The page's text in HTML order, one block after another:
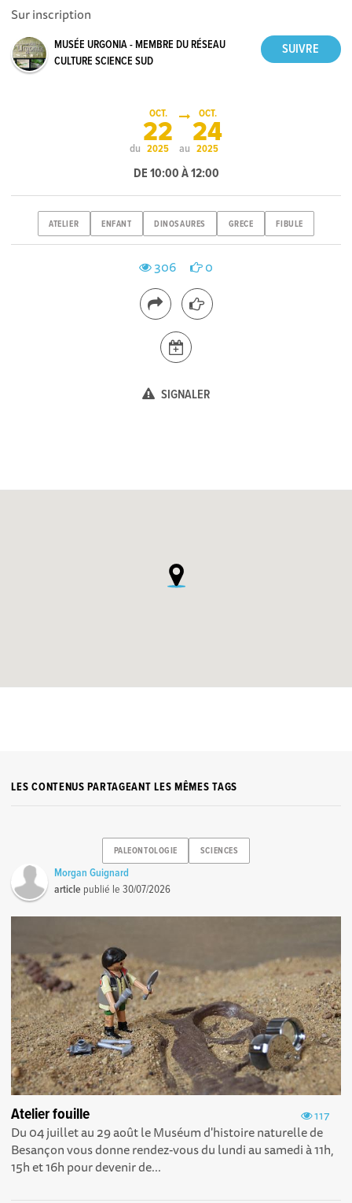
Sur inscription
MUSÉE URGONIA - MEMBRE DU RÉSEAU
CULTURE SCIENCE SUD
du
OCT.
22
2025 au
OCT.
24
2025
DE 10:00 À 12:00
ATELIER ENFANT DINOSAURES GRECE FIBULE
306 0
SIGNALER
LES CONTENUS PARTAGEANT LES MÊMES TAGS
PALEONTOLOGIE SCIENCES
Morgan Guignard
article publié le30/07/2026
117
Atelier fouille
Du 04 juillet au 29 août le Muséum d'histoire naturelle de
Besançon vous donne rendez-vous du lundi au samedi à 11h,
15h et 16h pour devenir de...